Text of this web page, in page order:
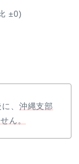
±0)
、 沖縄支部
ん。